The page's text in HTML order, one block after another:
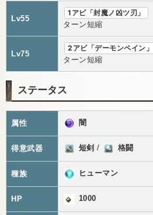
Lv55
1アビ「封魔ノ凶ツ刃」
ターン短縮
Lv75
2アビ「デーモンペイン」
ターン短縮
ステータス
属性 闇
得意武器 短剣 / 格闘
種族 ヒューマン
HP 1000